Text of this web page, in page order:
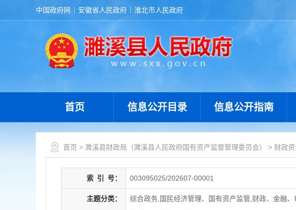
中国政府网 安徽省人民政府 淮北市人民政府
首页 信息公开目录 信息公开指南
首页 > 濉溪县财政局（濉溪县人民政府国有资产监督管理委员会） > 财政
索 引 号： 003095025/202607-00001
主题分类：
综合政务,国民经济管理、国有资产监管,财政、金融、